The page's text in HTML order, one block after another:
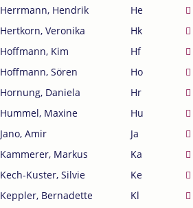
Herrmann, Hendrik
He
Hertkorn, Veronika
Hk
Hoffmann, Kim
Hf
Hoffmann, Sören
Ho
Hornung, Daniela
Hr
Hummel, Maxine
Hu
Jano, Amir
Ja
Kammerer, Markus
Ka
Kech-Kuster, Silvie
Ke
Keppler, Bernadette
Kl